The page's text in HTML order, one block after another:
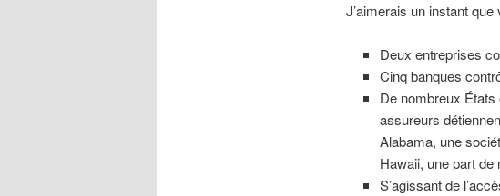
J’aimerais un instant
Deux entreprises
Cinq banques
De nombreux
assureurs
Alabama, une
Hawaii, une part de
S’agissant de